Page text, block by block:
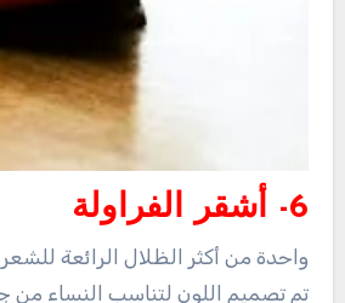
6- أشقر الفراولة
واحدة من أكثر الظلال الرائعة
تم تصميم اللون لتناسب النساء من